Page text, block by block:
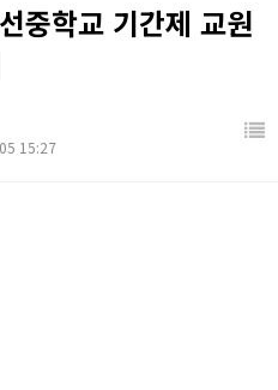
학과소식 갤러리
도서관계 소식
중학교 기간제 교원
15:27